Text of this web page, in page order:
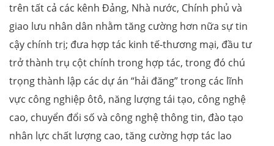
trên tất cả các kênh Đảng, Nhà nước, Chính phủ và
giao lưu nhân dân nhằm tăng cường hơn nữa sự tin
cậy chính trị; đưa hợp tác kinh tế-thương mại, đầu tư
trở thành trụ cột chính trong hợp tác, trong đó chú
trọng thành lập các dự án “hải đăng” trong các lĩnh
vực công nghiệp ôtô, năng lượng tái tạo, công nghệ
cao, chuyển đổi số và công nghệ thông tin, đào tạo
nhân lực chất lượng cao, tăng cường hợp tác lao